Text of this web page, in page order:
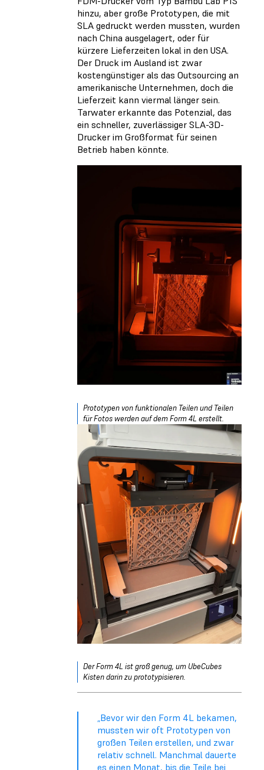
hinzu, aber große Prototypen, die mit
SLA gedruckt werden mussten, wurden
nach China ausgelagert, oder für
kürzere Lieferzeiten lokal in den USA.
Der Druck im Ausland ist zwar
kostengünstiger als das Outsourcing an
amerikanische Unternehmen, doch die
Lieferzeit kann viermal länger sein.
Tarwater erkannte das Potenzial, das
ein schneller, zuverlässiger SLA-3D-
Drucker im Großformat für seinen
Betrieb haben könnte.
Prototypen von funktionalen Teilen und Teilen
für Fotos werden auf dem Form 4L erstellt.
Der Form 4L ist groß genug, um UbeCubes
Kisten darin zu prototypisieren.
„Bevor wir den Form 4L bekamen,
mussten wir oft Prototypen von
großen Teilen erstellen, und zwar
relativ schnell. Manchmal dauerte
es einen Monat, bis die Teile bei